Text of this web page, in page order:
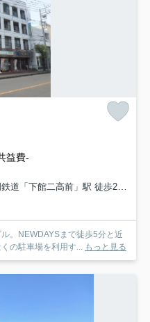
益費-
道「下館二高前」駅 徒歩29分
。NEWDAYSまで徒歩5分と近
の駐車場を利用す... もっと見る